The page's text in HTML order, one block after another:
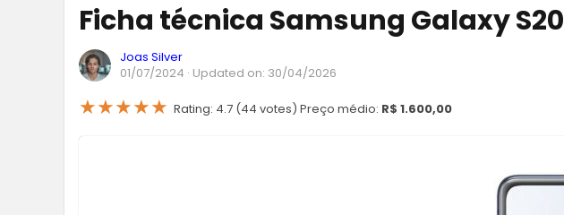
Ficha técnica Samsung Galaxy S20
Joas Silver
01/07/2024 · Updated on: 30/04/2026
★★★★★ Rating: 4.7 (44 votes) Preço médio: R$ 1.600,00